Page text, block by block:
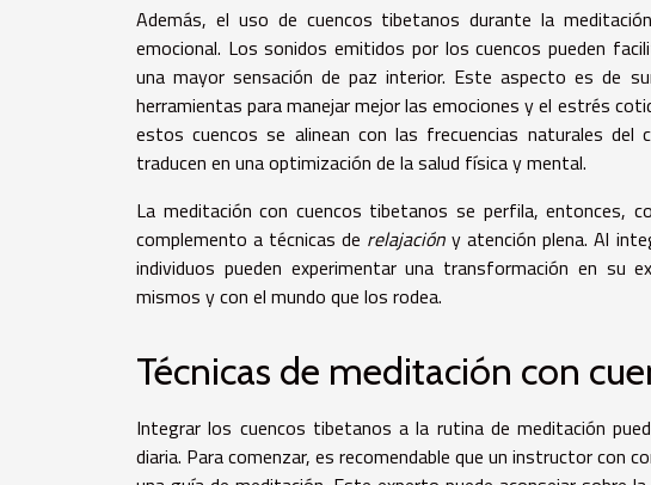
Además, el uso de cuencos tibetanos durante la
emocional. Los sonidos emitidos por los cuencos pueden
una mayor sensación de paz interior. Este aspecto es de
herramientas para manejar mejor las emociones y el estrés
estos cuencos se alinean con las frecuencias naturales del
traducen en una optimización de la salud física y mental.
La meditación con cuencos tibetanos se perfila, entonces,
complemento a técnicas de relajación y atención plena. Al
individuos pueden experimentar una transformación en su
mismos y con el mundo que los rodea.
Técnicas de meditación con
Integrar los cuencos tibetanos a la rutina de meditación
diaria. Para comenzar, es recomendable que un instructor con